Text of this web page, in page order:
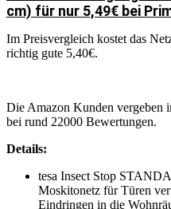
cm) für nur 5,49€ bei
Im Preisvergleich kostet das
richtig gute 5,40€.
Die Amazon Kunden vergeben
bei rund 22000 Bewertungen.
Details:
tesa Insect Stop
Moskitonetz für Türen
Eindringen in die